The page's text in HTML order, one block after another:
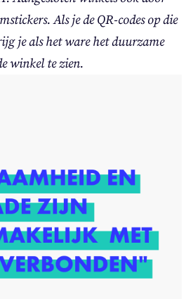
Als je de QR-codes op die
je als het ware het duur­za­me
win­kel te zien.